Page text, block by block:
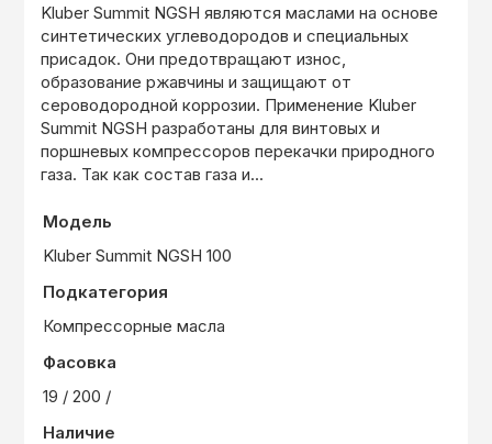
Kluber Summit NGSH являются маслами на основе
синтетических углеводородов и специальных
присадок. Они предотвращают износ,
образование ржавчины и защищают от
сероводородной коррозии. Применение Kluber
Summit NGSH разработаны для винтовых и
поршневых компрессоров перекачки природного
газа. Так как состав газа и...
Модель
Kluber Summit NGSH 100
Подкатегория
Компрессорные масла
Фасовка
19 / 200 /
Наличие